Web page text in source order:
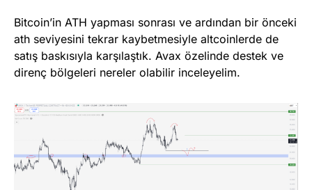
Bitcoin’in ATH yapması sonrası ve ardından bir önceki
ath seviyesini tekrar kaybetmesiyle altcoinlerde de
satış baskısıyla karşılaştık. Avax özelinde destek ve
direnç bölgeleri nereler olabilir inceleyelim.